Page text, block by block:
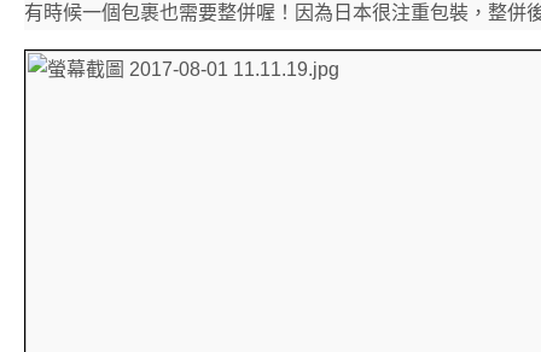
有時候一個包裹也需要整併喔！因為日本很注重包裝，整併